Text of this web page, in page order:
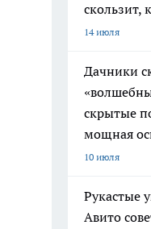
скользит,
14 июля
Дачники
скрытые
мощная
10 июля
Рукастые
Авито